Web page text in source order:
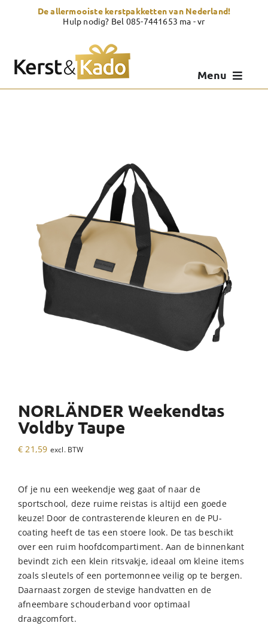
De allermooiste kerstpakketten van Nederland!
Hulp nodig? Bel 085-7441653 ma - vr
Menu
Over Kerst & Kado
NORLÄNDER Weekendtas
Voldby Taupe
€ 21,59 excl. BTW
Of je nu een weekendje weg gaat of naar de
sportschool, deze ruime reistas is altijd een goede
keuze! Door de contrasterende kleuren en de PU-
coating heeft de tas een stoere look. De tas beschikt
over een ruim hoofdcompartiment. Aan de binnenkant
bevindt zich een klein ritsvakje, ideaal om kleine items
zoals sleutels of een portemonnee veilig op te bergen.
Daarnaast zorgen de stevige handvatten en de
afneembare schouderband voor optimaal
draagcomfort.